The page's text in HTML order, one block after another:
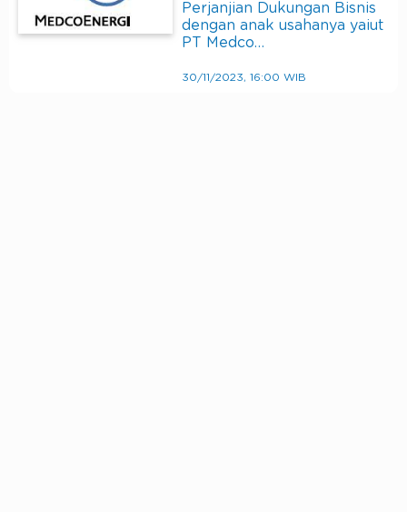
Perjanjian Dukungan Bisnis
dengan anak usahanya yaiut
PT Medco…
30/11/2023, 16:00 WIB